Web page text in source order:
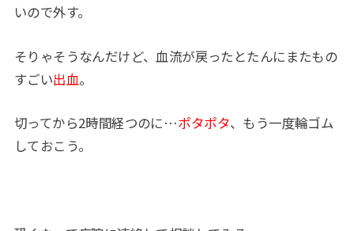
いので外す。
そりゃそうなんだけど、血流が戻ったとたんにまたもの
すごい出血。
切ってから2時間経つのに…ポタポタ、もう一度輪ゴム
しておこう。